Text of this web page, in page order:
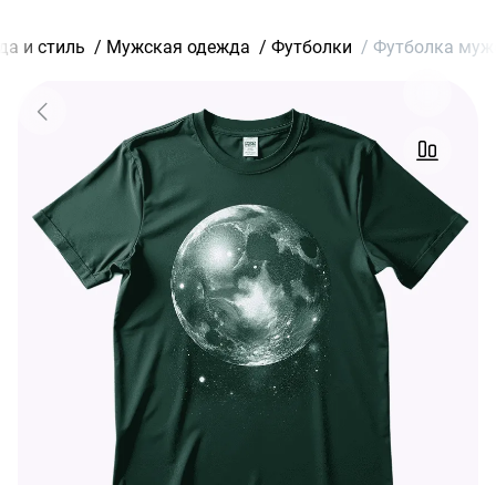
и стиль / Мужская одежда / Футболки / Футболка